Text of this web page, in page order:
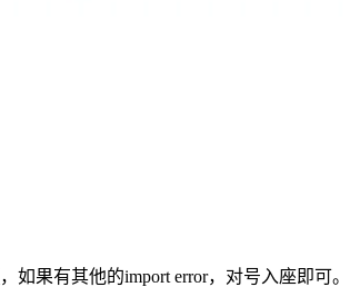
，如果有其他的import error，对号入座即可。